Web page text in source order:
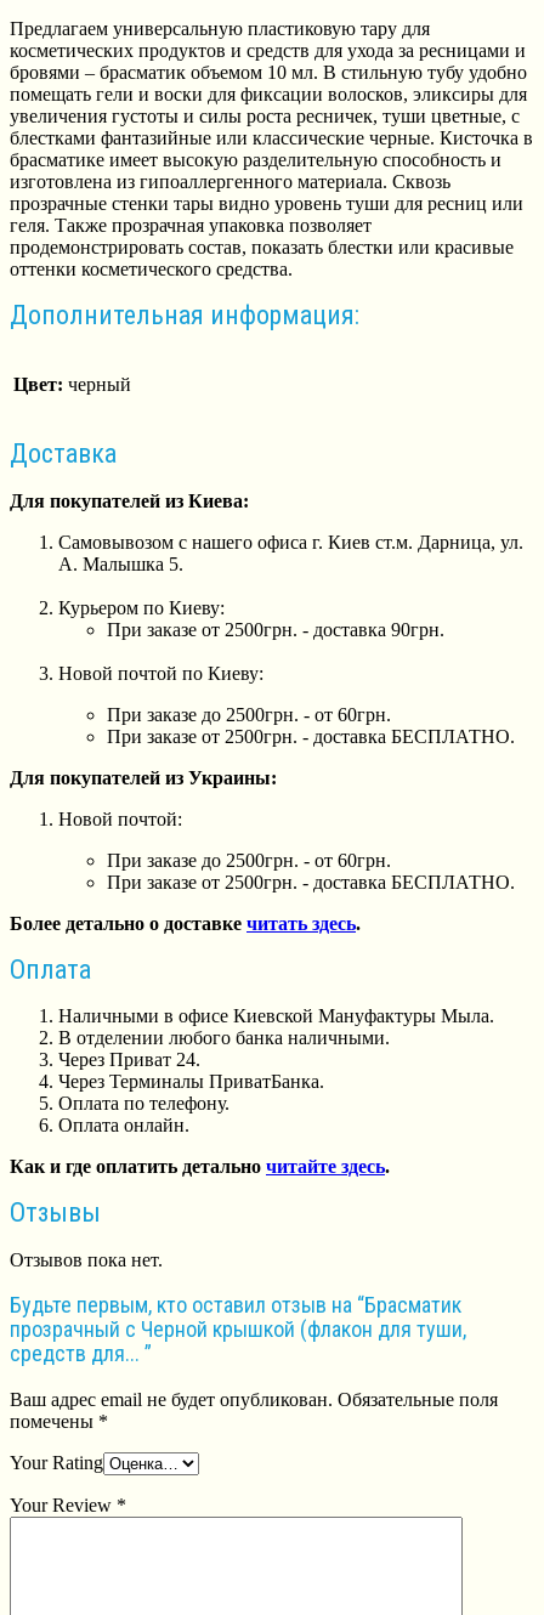
Предлагаем универсальную пластиковую тару для
косметических продуктов и средств для ухода за ресницами и
бровями – брасматик объемом 10 мл. В стильную тубу удобно
помещать гели и воски для фиксации волосков, эликсиры для
увеличения густоты и силы роста ресничек, туши цветные, с
блестками фантазийные или классические черные. Кисточка в
брасматике имеет высокую разделительную способность и
изготовлена из гипоаллергенного материала. Сквозь
прозрачные стенки тары видно уровень туши для ресниц или
геля. Также прозрачная упаковка позволяет
продемонстрировать состав, показать блестки или красивые
оттенки косметического средства.
Дополнительная информация:
Цвет: черный
Доставка
Для покупателей из Киева:
Самовывозом с нашего офиса г. Киев ст.м. Дарница, ул.
А. Малышка 5.
Курьером по Киеву:
При заказе от 2500грн. - доставка 90грн.
Новой почтой по Киеву:
При заказе до 2500грн. - от 60грн.
При заказе от 2500грн. - доставка БЕСПЛАТНО.
Для покупателей из Украины:
Новой почтой:
При заказе до 2500грн. - от 60грн.
При заказе от 2500грн. - доставка БЕСПЛАТНО.
Более детально о доставке читать здесь.
Оплата
Наличными в офисе Киевской Мануфактуры Мыла.
В отделении любого банка наличными.
Через Приват 24.
Через Терминалы ПриватБанка.
Оплата по телефону.
Оплата онлайн.
Как и где оплатить детально читайте здесь.
Отзывы
Отзывов пока нет.
Будьте первым, кто оставил отзыв на “Брасматик
прозрачный с Черной крышкой (флакон для туши,
средств для... ”
Ваш адрес email не будет опубликован. Обязательные поля
помечены *
Your Rating
Your Review *